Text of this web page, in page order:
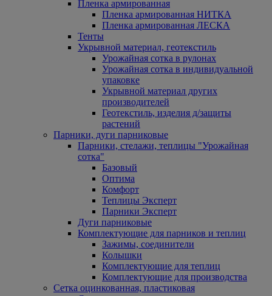
Пленка армированная
Пленка армированная НИТКА
Пленка армированная ЛЕСКА
Тенты
Укрывной материал, геотекстиль
Урожайная сотка в рулонах
Урожайная сотка в индивидуальной
упаковке
Укрывной материал других
производителей
Геотекстиль, изделия д/защиты
растений
Парники, дуги парниковые
Парники, стелажи, теплицы "Урожайная
сотка"
Базовый
Оптима
Комфорт
Теплицы Эксперт
Парники Эксперт
Дуги парниковые
Комплектующие для парников и теплиц
Зажимы, соединители
Колышки
Комплектующие для теплиц
Комплектующие для производства
Сетка оцинкованная, пластиковая